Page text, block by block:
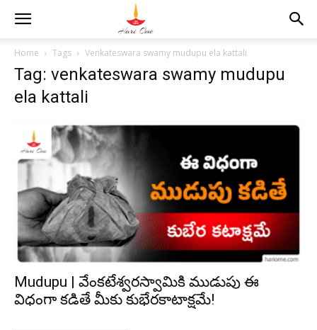
Home Tags Venkateswara swamy mudupu ela kattali
Tag: venkateswara swamy mudupu
ela kattali
Mudupu | వేంకటేశ్వరస్వామికి ముడుపు ఈ
విధంగా కడితే మీకు కుభేరకాటాక్షమే!